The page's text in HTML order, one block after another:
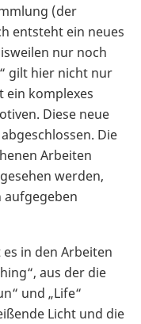
(der
entsteht ein neues
nur noch
gilt hier nicht nur
ein komplexes
Diese neue
Die
Arbeiten
werden,
aufgegeben
in den Arbeiten
aus der die
und „Life“
Licht und die